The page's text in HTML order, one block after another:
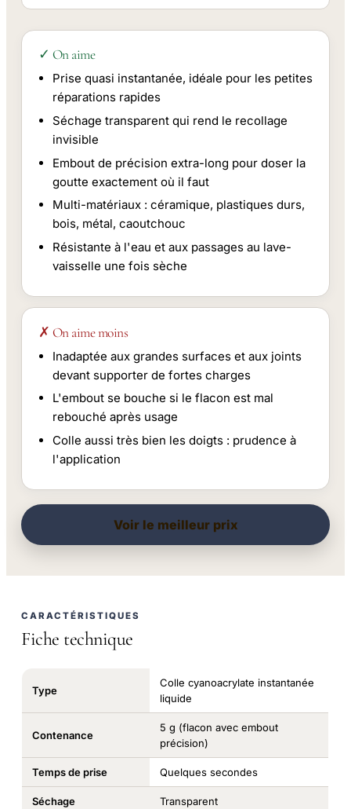
✓ On aime
Prise quasi instantanée, idéale pour les petites
réparations rapides
Séchage transparent qui rend le recollage
invisible
Embout de précision extra-long pour doser la
goutte exactement où il faut
Multi-matériaux : céramique, plastiques durs,
bois, métal, caoutchouc
Résistante à l'eau et aux passages au lave-
vaisselle une fois sèche
✗ On aime moins
Inadaptée aux grandes surfaces et aux joints
devant supporter de fortes charges
L'embout se bouche si le flacon est mal
rebouché après usage
Colle aussi très bien les doigts : prudence à
l'application
Voir le meilleur prix
CARACTÉRISTIQUES
Fiche technique
Type
Colle cyanoacrylate instantanée
liquide
Contenance
5 g (flacon avec embout
précision)
Temps de prise Quelques secondes
Séchage Transparent